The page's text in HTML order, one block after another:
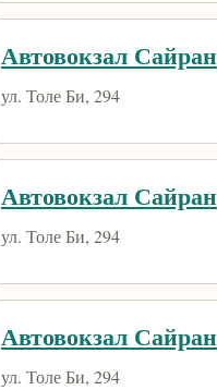
Автовокзал Сайран
ул. Толе Би, 294
Автовокзал Сайран
ул. Толе Би, 294
Автовокзал Сайран
ул. Толе Би, 294